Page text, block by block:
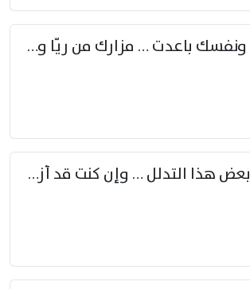
حننت إلى ريّا ونفسك باعدت … مزارك من ريّا وشعباكما معا
أفاطم مهلا بعض هذا التدلل … وإن كنت قد أزمعت صرمي فأجملي